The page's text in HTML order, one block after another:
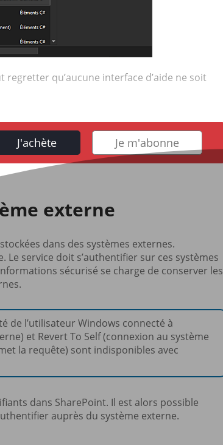
qu’aucune interface d’aide ne soit
J'achète Je m'abonne
externe
dans des systèmes externes.
Le service doit s’authentifier sur ces systèmes
sécurisé se charge de conserver les
de l’utilisateur Windows connecté à
et Revert To Self (connexion au système
la requête) sont indisponibles avec
dans SharePoint. Il est alors possible
auprès du système externe.